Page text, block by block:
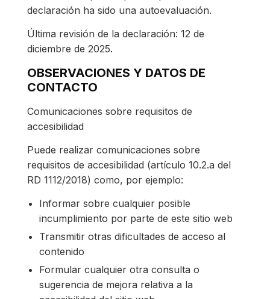
declaración ha sido una autoevaluación.
Última revisión de la declaración: 12 de
diciembre de 2025.
OBSERVACIONES Y DATOS DE
CONTACTO
Comunicaciones sobre requisitos de
accesibilidad
Puede realizar comunicaciones sobre
requisitos de accesibilidad (artículo 10.2.a del
RD 1112/2018) como, por ejemplo:
Informar sobre cualquier posible
incumplimiento por parte de este sitio web
Transmitir otras dificultades de acceso al
contenido
Formular cualquier otra consulta o
sugerencia de mejora relativa a la